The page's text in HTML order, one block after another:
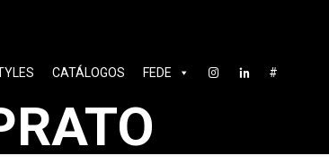
CATÁLOGOS FEDE #